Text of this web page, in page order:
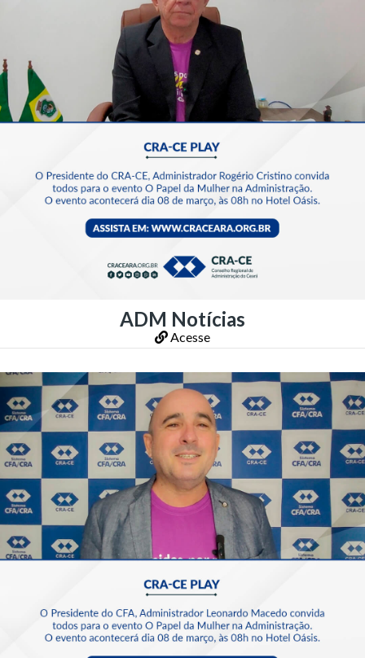
ADM Notícias
Acesse